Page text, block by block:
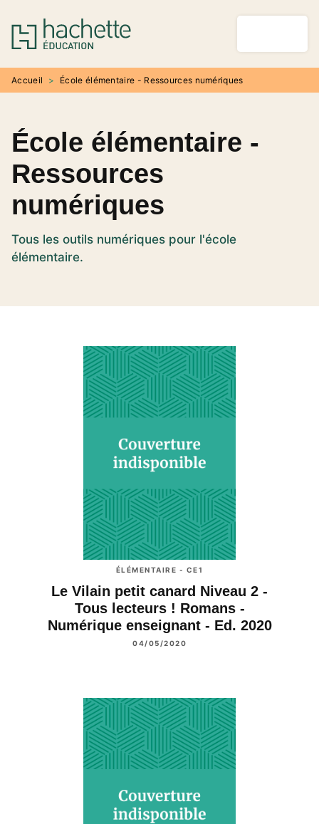
MENU RECHERCHE
PIED DE PAGE
Accueil > École élémentaire - Ressources numériques
École élémentaire -
Ressources
numériques
Tous les outils numériques pour l'école
élémentaire.
ÉLÉMENTAIRE - CE1
Le Vilain petit canard Niveau 2 -
Tous lecteurs ! Romans -
Numérique enseignant - Ed. 2020
04/05/2020